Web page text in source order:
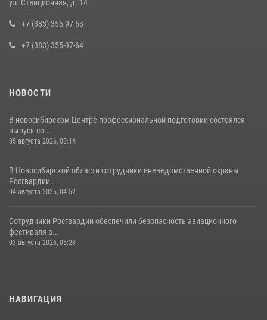
13 июля 2026, 05:38
ул. Станционная, д. 14
+7 (383) 355-97-63
+7 (383) 355-97-64
НОВОСТИ
В новосибирском Центре профессиональной подготовки состоялся
выпуск со...
05 августа 2026, 08:14
В Новосибирской области сотрудники вневедомственной охраны
Росгвардии ...
04 августа 2026, 04:52
Сотрудники Росгвардии обеспечили безопасность авиационного
фестиваля в...
03 августа 2026, 05:23
НАВИГАЦИЯ